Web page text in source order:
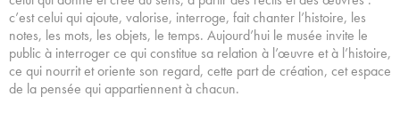
c’est celui qui ajoute, valorise, interroge, fait chanter l’histoire, les
notes, les mots, les objets, le temps. Aujourd’hui le musée invite le
public à interroger ce qui constitue sa relation à l’œuvre et à l’histoire,
ce qui nourrit et oriente son regard, cette part de création, cet espace
de la pensée qui appartiennent à chacun.